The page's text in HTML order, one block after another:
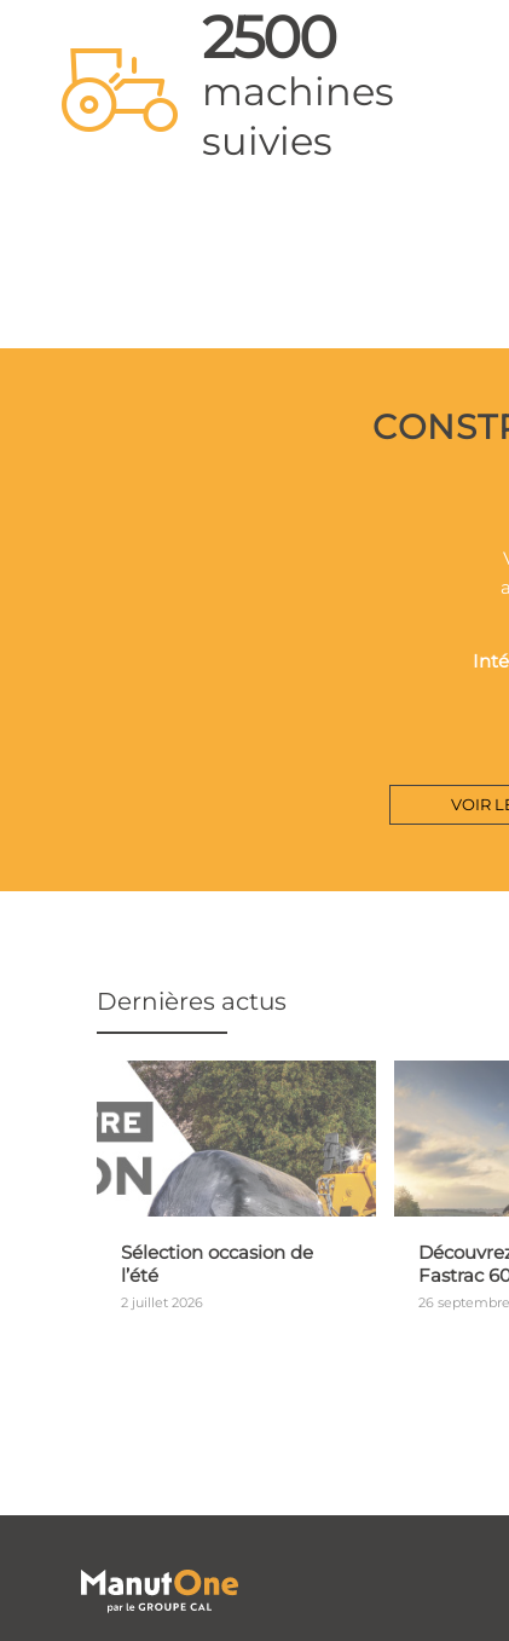
2500
machines
suivies
VOIR
Dernières actus
Sélection occasion de
l’été
2 juillet 2026
Fastrac
26